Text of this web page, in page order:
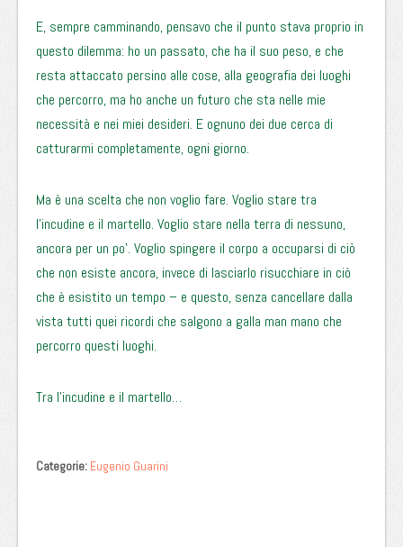
E, sempre camminando, pensavo che il punto stava proprio in
questo dilemma: ho un passato, che ha il suo peso, e che
resta attaccato persino alle cose, alla geografia dei luoghi
che percorro, ma ho anche un futuro che sta nelle mie
necessità e nei miei desideri. E ognuno dei due cerca di
catturarmi completamente, ogni giorno.
Ma è una scelta che non voglio fare. Voglio stare tra
l’incudine e il martello. Voglio stare nella terra di nessuno,
ancora per un po’. Voglio spingere il corpo a occuparsi di ciò
che non esiste ancora, invece di lasciarlo risucchiare in ciò
che è esistito un tempo – e questo, senza cancellare dalla
vista tutti quei ricordi che salgono a galla man mano che
percorro questi luoghi.
Tra l’incudine e il martello…
Categorie: Eugenio Guarini